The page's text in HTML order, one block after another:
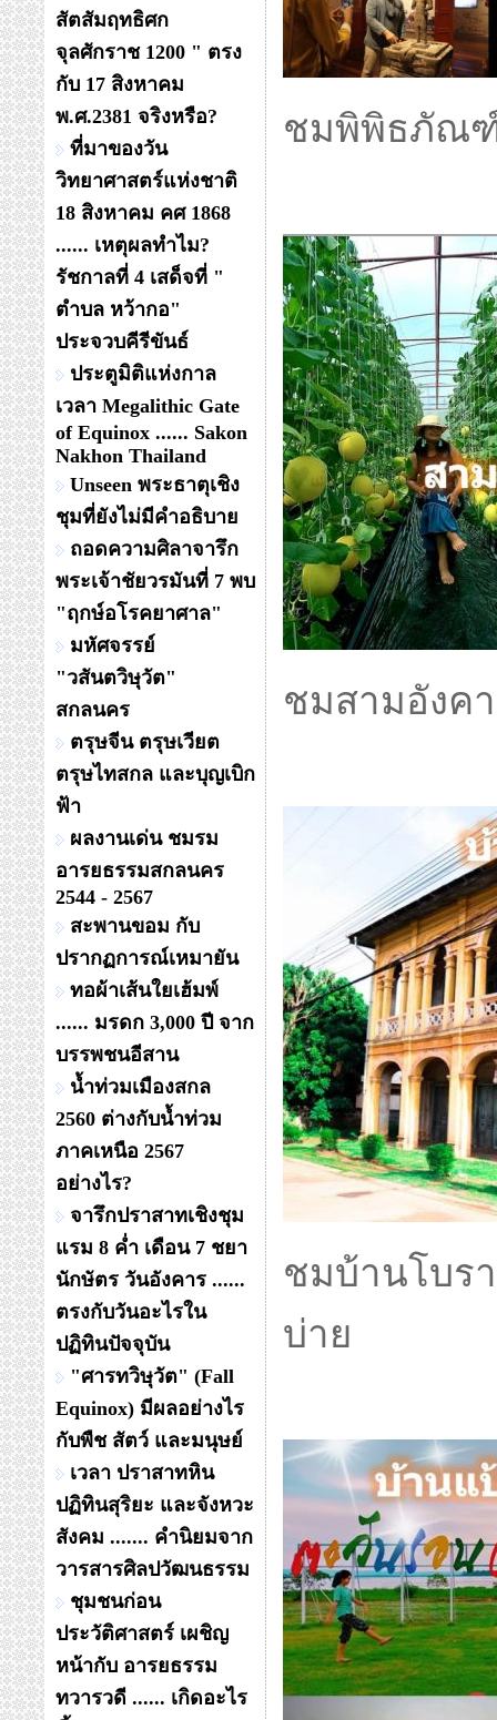
สัตสัมฤทธิศก
จุลศักราช 1200 " ตรง
กับ 17 สิงหาคม
พ.ศ.2381 จริงหรือ?
ที่มาของวัน
วิทยาศาสตร์แห่งชาติ
18 สิงหาคม คศ 1868
...... เหตุผลทำไม?
รัชกาลที่ 4 เสด็จที่ "
ตำบล หว้ากอ"
ประจวบคีรีขันธ์
ประตูมิติแห่งกาล
เวลา Megalithic Gate
of Equinox ...... Sakon
Nakhon Thailand
Unseen พระธาตุเชิง
ชุมที่ยังไม่มีคำอธิบาย
ถอดความศิลาจารึก
พระเจ้าชัยวรมันที่ 7 พบ
"ฤกษ์อโรคยาศาล"
มหัศจรรย์
"วสันตวิษุวัต"
สกลนคร
ตรุษจีน ตรุษเวียต
ตรุษไทสกล และบุญเบิก
ฟ้า
ผลงานเด่น ชมรม
อารยธรรมสกลนคร
2544 - 2567
สะพานขอม กับ
ปรากฏการณ์เหมายัน
ทอผ้าเส้นใยเฮ้มพ์
...... มรดก 3,000 ปี จาก
บรรพชนอีสาน
น้ำท่วมเมืองสกล
2560 ต่างกับน้ำท่วม
ภาคเหนือ 2567
อย่างไร?
จารึกปราสาทเชิงชุม
แรม 8 ค่ำ เดือน 7 ชยา
นักษัตร วันอังคาร ......
ตรงกับวันอะไรใน
ปฏิทินปัจจุบัน
"ศารทวิษุวัต" (Fall
Equinox) มีผลอย่างไร
กับพืช สัตว์ และมนุษย์
เวลา ปราสาทหิน
ปฏิทินสุริยะ และจังหวะ
สังคม ....... คำนิยมจาก
วารสารศิลปวัฒนธรรม
ชุมชนก่อน
ประวัติศาสตร์ เผชิญ
หน้ากับ อารยธรรม
ทวารวดี ...... เกิดอะไร
ชมพิพิธภัณฑ์
ชมสามอังค
ชมบ้านโบร
บ่าย